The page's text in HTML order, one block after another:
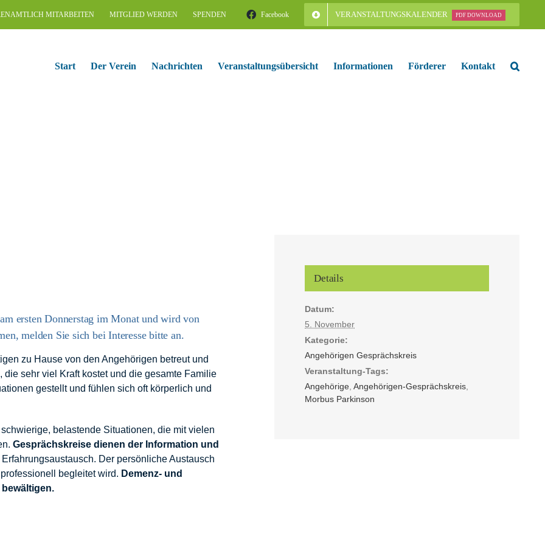
MITARBEITEN MITGLIED WERDEN SPENDEN Facebook VERANSTALTUNGSKALENDER PDF DOWNLOAD
Start Der Verein Nachrichten Veranstaltungsübersicht Informationen Förderer Kontakt
ersten Donnerstag im Monat und wird von
melden Sie sich bei Interesse bitte an.
zu Hause von den Angehörigen betreut und
sehr viel Kraft kostet und die gesamte Familie
gestellt und fühlen sich oft körperlich und
belastende Situationen, die mit vielen
Gesprächskreise dienen der Information und
Der persönliche Austausch
begleitet wird. Demenz- und
Details
Datum:
5. November
Kategorie:
Angehörigen Gesprächskreis
Veranstaltung-Tags:
Angehörige,Angehörigen-Gesprächskreis,
Morbus Parkinson